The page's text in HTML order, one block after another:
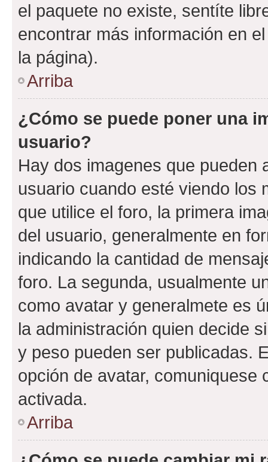
el paquete no existe, sentíte
encontrar más información en
la página).
Arriba
¿Cómo se puede poner una
usuario?
Hay dos imagenes que pueden
usuario cuando esté viendo los
que utilice el foro, la primera
del usuario, generalmente en
indicando la cantidad de
foro. La segunda, usualmente
como avatar y generalmete es
la administración quien decide
y peso pueden ser publicadas.
opción de avatar, comuniquese
activada.
Arriba